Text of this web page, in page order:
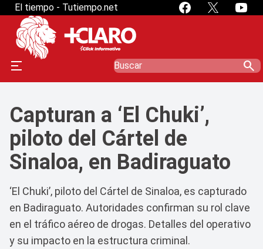
El tiempo - Tutiempo.net
search
Capturan a ‘El Chuki’,
piloto del Cártel de
Sinaloa, en Badiraguato
‘El Chuki’, piloto del Cártel de Sinaloa, es capturado
en Badiraguato. Autoridades confirman su rol clave
en el tráfico aéreo de drogas. Detalles del operativo
y su impacto en la estructura criminal.